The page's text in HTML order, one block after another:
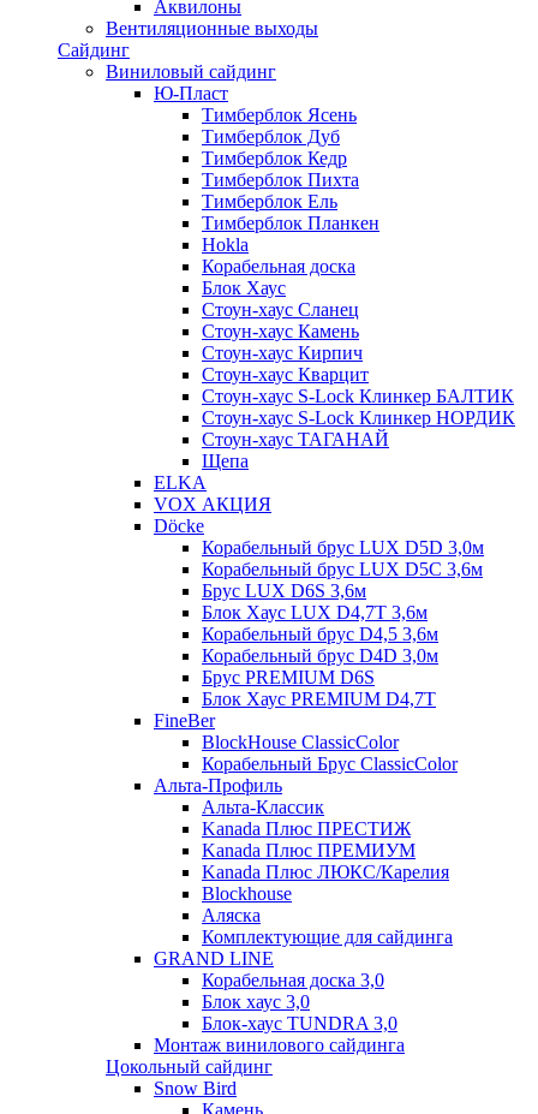
Аквилоны
Вентиляционные выходы
Сайдинг
Виниловый сайдинг
Ю-Пласт
Тимберблок Ясень
Тимберблок Дуб
Тимберблок Кедр
Тимберблок Пихта
Тимберблок Ель
Тимберблок Планкен
Hokla
Корабельная доска
Блок Хаус
Стоун-хаус Сланец
Стоун-хаус Камень
Стоун-хаус Кирпич
Стоун-хаус Кварцит
Стоун-хаус S-Lock Клинкер БАЛТИК
Стоун-хаус S-Lock Клинкер НОРДИК
Стоун-хаус ТАГАНАЙ
Щепа
ELKA
VOX АКЦИЯ
Döcke
Корабельный брус LUX D5D 3,0м
Корабельный брус LUX D5C 3,6м
Брус LUX D6S 3,6м
Блок Хаус LUX D4,7T 3,6м
Корабельный брус D4,5 3,6м
Корабельный брус D4D 3,0м
Брус PREMIUM D6S
Блок Хаус PREMIUM D4,7T
FineBer
BlockHouse ClassicColor
Корабельный Брус ClassicColor
Альта-Профиль
Альта-Классик
Kanada Плюс ПРЕСТИЖ
Kanada Плюс ПРЕМИУМ
Kanada Плюс ЛЮКС/Карелия
Blockhouse
Аляска
Комплектующие для сайдинга
GRAND LINE
Корабельная доска 3,0
Блок хаус 3,0
Блок-хаус TUNDRA 3,0
Монтаж винилового сайдинга
Цокольный сайдинг
Snow Bird
Камень